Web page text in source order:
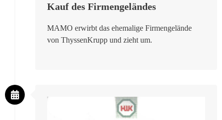
Kauf des Firmengeländes
MAMO erwirbt das ehemalige Firmengelände
von ThyssenKrupp und zieht um.